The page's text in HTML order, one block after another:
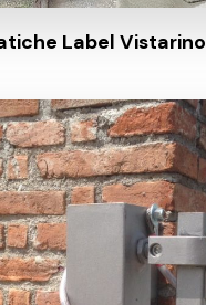
Label Vistarino